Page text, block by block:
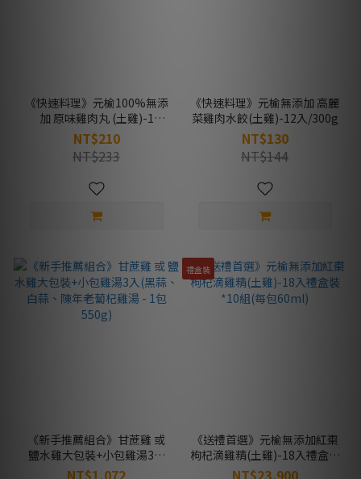
《快速料理》元榆100%無添
加 原味雞肉丸 (土雞)-1
包/250g
NT$210
NT$233
《快速料理》元榆無添加 高麗
菜雞肉水餃(土雞)-12入/300g
NT$130
NT$144
《新手推薦組合》甘蔗雞 或
鹽水雞大包裝+小包雞湯3入
(黑蒜、白蒜、陳年老蔔杞雞
NT$1,072
禮盒裝
《送禮首選》元榆無添加紅棗
枸杞滴雞精(土雞)-18入禮盒裝
*10組(每包60ml)
NT$23,900